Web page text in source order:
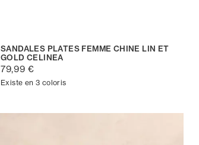
SANDALES PLATES FEMME CHINE LIN ET
GOLD CELINEA
79,99 €
Existe en 3 coloris